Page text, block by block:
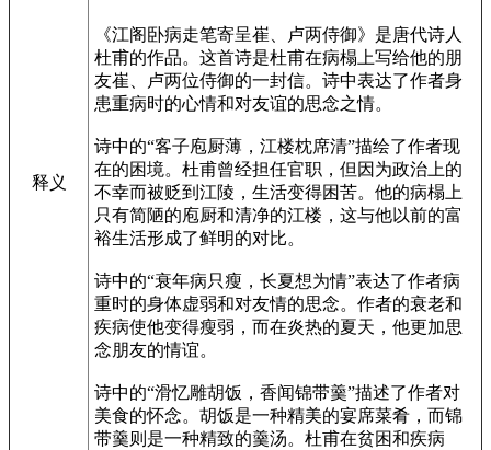
释义
《江阁卧病走笔寄呈崔、卢两侍御》是唐代诗人
杜甫的作品。这首诗是杜甫在病榻上写给他的朋
友崔、卢两位侍御的一封信。诗中表达了作者身
患重病时的心情和对友谊的思念之情。
诗中的“客子庖厨薄，江楼枕席清”描绘了作者现
在的困境。杜甫曾经担任官职，但因为政治上的
不幸而被贬到江陵，生活变得困苦。他的病榻上
只有简陋的庖厨和清净的江楼，这与他以前的富
裕生活形成了鲜明的对比。
诗中的“衰年病只瘦，长夏想为情”表达了作者病
重时的身体虚弱和对友情的思念。作者的衰老和
疾病使他变得瘦弱，而在炎热的夏天，他更加思
念朋友的情谊。
诗中的“滑忆雕胡饭，香闻锦带羹”描述了作者对
美食的怀念。胡饭是一种精美的宴席菜肴，而锦
带羹则是一种精致的羹汤。杜甫在贫困和疾病